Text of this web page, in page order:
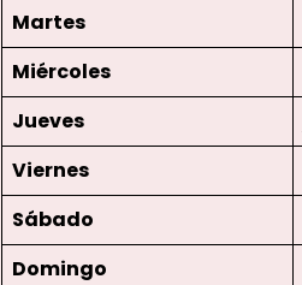
Martes
Miércoles
Jueves
Viernes
Sábado
Domingo